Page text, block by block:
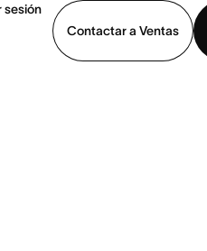
sesión
Contactar a Ventas